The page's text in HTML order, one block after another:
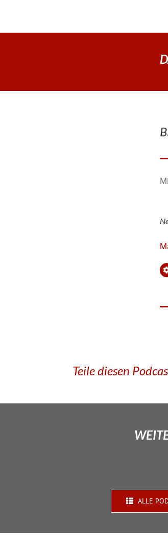
Teile diesen
ALLE